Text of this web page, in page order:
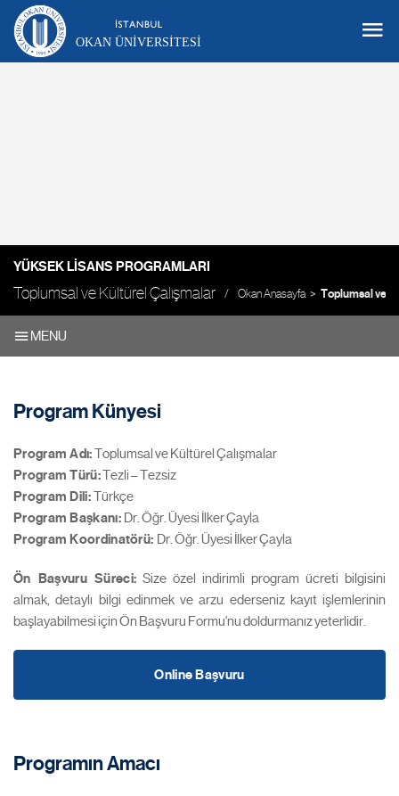
OKAN ÜNIVERSITESI
YÜKSEK LISANS PROGRAMLARI
Toplumsal ve Kültürel Çalışmalar Okan Anasayfa Toplumsal ve
MENU
Program Künyesi
Program Adı:Toplumsal ve Kültürel Çalışmalar
Program Türü:Tezli – Tezsiz
Program Dili:Türkçe
Program Başkanı: Dr. Öğr. Üyesi İlker Çayla
Program Koordinatörü: Dr. Öğr. Üyesi İlker Çayla
Ön Başvuru Süreci: Size özel indirimli program ücreti bilgisini
almak, detaylı bilgi edinmek ve arzu ederseniz kayıt işlemlerinin
başlayabilmesi için Ön Başvuru Formu'nu doldurmanız yeterlidir.
Online Başvuru
Programın Amacı